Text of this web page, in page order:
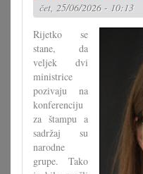
čet, 25/06/2026 - 10:13
Rijetko se
stane, da
veljek dvi
ministrice
pozivaju na
konferenciju
za štampu a
sadržaj su
narodne
grupe. Tako